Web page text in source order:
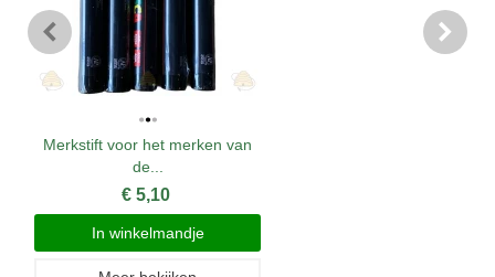
Merkstift voor het merken van
de...
€ 5,10
In winkelmandje